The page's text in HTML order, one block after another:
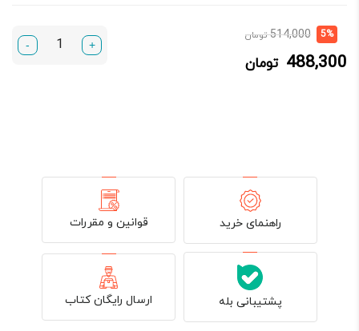
5%
514,000 تومانقیمت
488,300 تومان
قیمت
488,300 تومان.
+
-
راهنمای خرید قوانین و مقررات
پشتیبانی بله ارسال رایگان کتاب